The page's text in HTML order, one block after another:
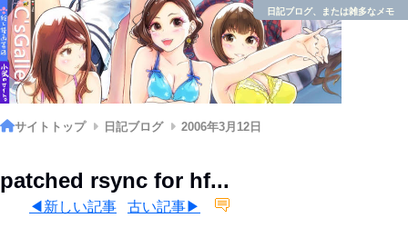
日記ブログ、または雑多なメモ
サイトトップ 日記ブログ 2006年3月12日
patched rsync for hf...
◀新しい記事 古い記事▶